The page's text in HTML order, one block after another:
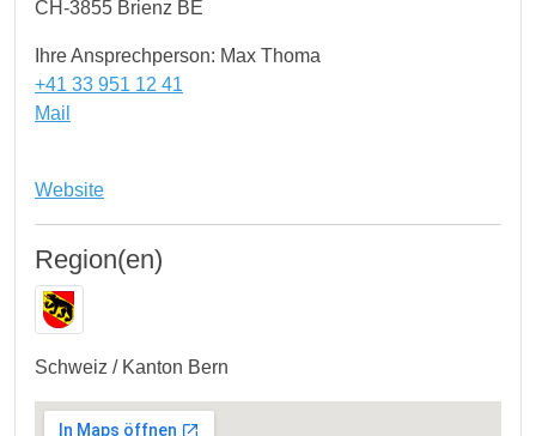
CH-3855 Brienz BE
Ihre Ansprechperson: Max Thoma
+41 33 951 12 41
Mail
Website
Region(en)
Schweiz / Kanton Bern